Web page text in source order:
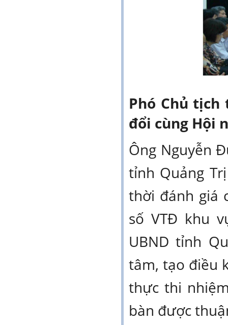
Phó Chủ
đổi cùng Hội
Ông Nguyễn
tỉnh Quảng
thời đánh giá
số VTĐ khu
UBND tỉnh
tâm, tạo điều
thực thi
bàn được